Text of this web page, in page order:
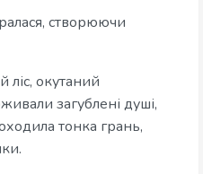
створюючи
ліс, окутаний
загублені душі,
тонка грань,